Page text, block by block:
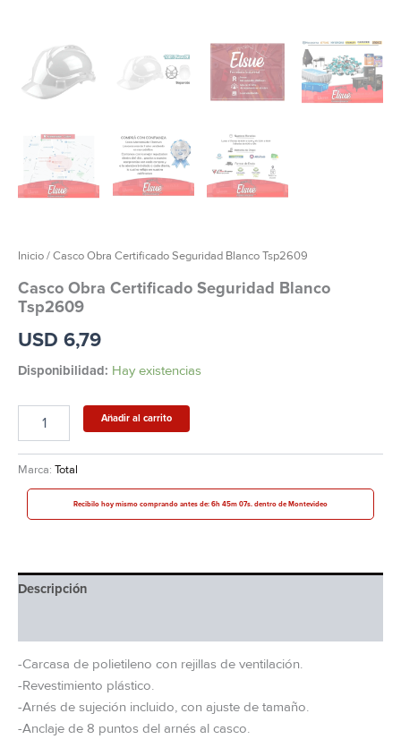
Inicio/ Casco Obra Certificado Seguridad Blanco Tsp2609
Casco Obra Certificado Seguridad Blanco
Tsp2609
USD 6,79
Disponibilidad: Hay existencias
Añadir al carrito
Marca: Total
Recibilo hoy mismo comprando antes de: 6h 45m 07s. dentro de Montevideo
Descripción
-Carcasa de polietileno con rejillas de ventilación.
-Revestimiento plástico.
-Arnés de sujeción incluido, con ajuste de tamaño.
-Anclaje de 8 puntos del arnés al casco.